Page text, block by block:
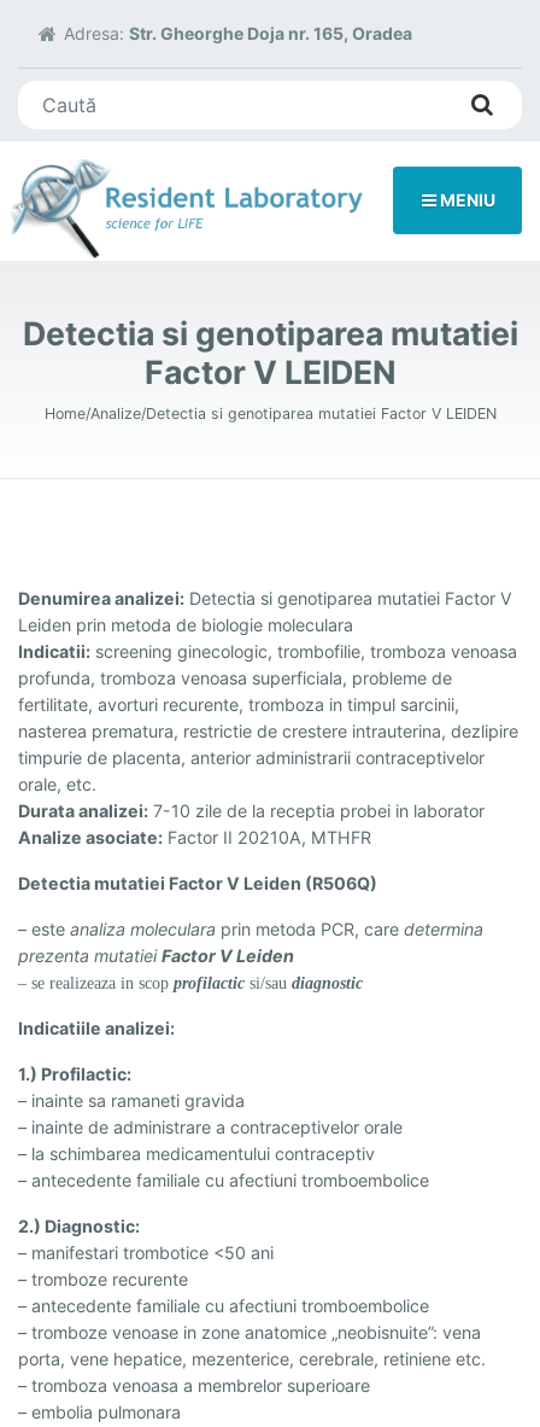
Adresa: Str. Gheorghe Doja nr. 165, Oradea
MENIU
Detectia si genotiparea mutatiei
Factor V LEIDEN
Home Analize Detectia si genotiparea mutatiei Factor V LEIDEN
Denumirea analizei: Detectia si genotiparea mutatiei Factor V
Leiden prin metoda de biologie moleculara
Indicatii: screening ginecologic, trombofilie, tromboza venoasa
profunda, tromboza venoasa superficiala, probleme de
fertilitate, avorturi recurente, tromboza in timpul sarcinii,
nasterea prematura, restrictie de crestere intrauterina, dezlipire
timpurie de placenta, anterior administrarii contraceptivelor
orale, etc.
Durata analizei: 7-10 zile de la receptia probei in laborator
Analize asociate: Factor II 20210A, MTHFR
Detectia mutatiei Factor V Leiden (R506Q)
– este analiza moleculara prin metoda PCR, care determina
prezenta mutatieiFactor V Leiden
– se realizeaza in scop profilactic si/sau diagnostic
Indicatiile analizei:
1.) Profilactic:
– inainte sa ramaneti gravida
– inainte de administrare a contraceptivelor orale
– la schimbarea medicamentului contraceptiv
– antecedente familiale cu afectiuni tromboembolice
2.) Diagnostic:
– manifestari trombotice <50 ani
– tromboze recurente
– antecedente familiale cu afectiuni tromboembolice
– tromboze venoase in zone anatomice „neobisnuite”: vena
porta, vene hepatice, mezenterice, cerebrale, retiniene etc.
– tromboza venoasa a membrelor superioare
– embolia pulmonara